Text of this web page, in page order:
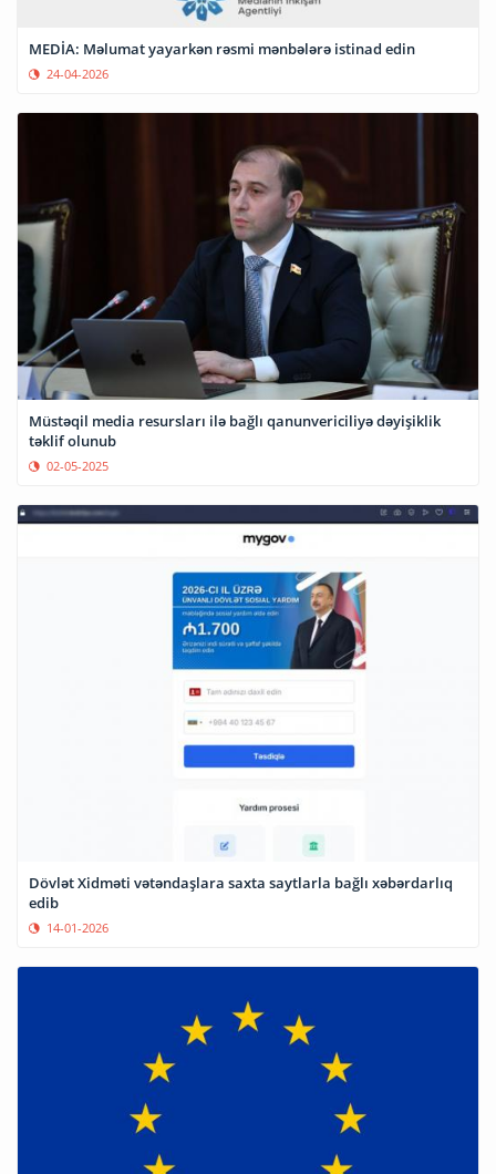
MEDİA: Məlumat yayarkən rəsmi mənbələrə istinad edin
24-04-2026
Müstəqil media resursları ilə bağlı qanunvericiliyə dəyişiklik
təklif olunub
02-05-2025
Dövlət Xidməti vətəndaşlara saxta saytlarla bağlı xəbərdarlıq
edib
14-01-2026